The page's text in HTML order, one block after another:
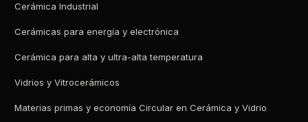
Cerámica Industrial
Cerámicas para energía y electrónica
Cerámica para alta y ultra-alta temperatura
Vidrios y Vitrocerámicos
Materias primas y economía Circular en Cerámica y Vidrio